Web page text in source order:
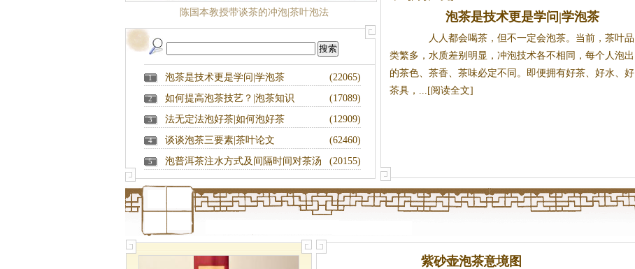
不同茶叶的最佳冲泡法|学泡茶
1 (22065)
泡茶是技术更是学问|学泡茶
2 (17089)
如何提高泡茶技艺？|泡茶知识
3 (12909)
法无定法泡好茶|如何泡好茶
4 (62460)
谈谈泡茶三要素|茶叶论文
5 (20155)
泡普洱茶注水方式及间隔时间对茶汤
口感的影响
泡茶是技术更是学问|学泡茶
人人都会喝茶，但不一定会泡茶。当前，茶叶品
类繁多，水质差别明显，冲泡技术各不相同，每个人泡出
的茶色、茶香、茶味必定不同。即便拥有好茶、好水、好
茶具，...[阅读全文]
紫砂壶泡茶意境图